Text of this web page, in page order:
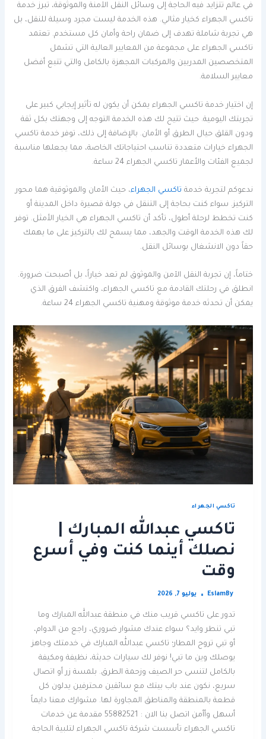
في عالم تتزايد فيه الحاجة إلى وسائل النقل الآمنة والموثوقة، تبرز خدمة
تاكسي الجهراء كخيار مثالي. هذه الخدمة ليست مجرد وسيلة للنقل، بل
هي تجربة شاملة تهدف إلى ضمان راحة وأمان كل مستخدم. تعتمد
تاكسي الجهراء على مجموعة من المعايير العالية التي تشمل
المتخصصين المدربين والمركبات المجهزة بالكامل والتي تتبع أفضل
معايير السلامة.
إن اختيار خدمة تاكسي الجهراء يمكن أن يكون له تأثير إيجابي كبير على
تجربتك اليومية. حيث تتيح لك هذه الخدمة التوجه إلى وجهتك بكل ثقة
ودون القلق حيال الطرق أو الأمان. بالإضافة إلى ذلك، توفر خدمة تاكسي
الجهراء خيارات متعددة تناسب احتياجاتك الخاصة، مما يجعلها مناسبة
لجميع الفئات والأعمار تاكسي الجهراء 24 ساعة.
ندعوكم لتجربة خدمةتاكسي الجهراء، حيث الأمان والموثوقية هما محور
التركيز. سواء كنت بحاجة إلى التنقل في جولة قصيرة داخل المدينة أو
كنت تخطط لرحلة أطول، تأكد أن تاكسي الجهراء هي الخيار الأمثل. توفر
لك هذه الخدمة الوقت والجهد، مما يسمح لك بالتركيز على ما يهمك
حقاً دون الانشغال بوسائل النقل.
ختاماً، إن تجربة النقل الآمن والموثوق لم تعد خياراً، بل أصبحت ضرورة.
انطلق في رحلتك القادمة مع تاكسي الجهراء، واكتشف الفرق الذي
يمكن أن تحدثه خدمة موثوقة ومهنية تاكسي الجهراء 24 ساعة.
تاكسي الجهراء
تاكسي عبدالله المبارك |
نصلك أينما كنت وفي أسرع
وقت
Eslam يوليو 7, 2026
تدور على تاكسي قريب منك في منطقة عبدالله المبارك وما
تبي تنطر وايد؟ سواء عندك مشوار ضروري، راجع من الدوام،
أو تبي تروح المطار؛ تاكسي عبدالله المبارك في خدمتك وجاهز
يوصلك وين ما تبي! نوفر لك سيارات حديثة، نظيفة ومكيفة
بالكامل لتنسى حر الصيف وزحمة الطرق. بلمسة زر أو اتصال
سريع، نكون عند باب بيتك مع سائقين محترفين يدلون كل
قطعة بالمنطقة والمناطق المجاورة لها. مشوارك معنا دايماً
أسهل وأأمن اتصل بنا الان : 55882521 مقدمة عن خدمات
تاكسي الجهراء تأسست شركة تاكسي الجهراء لتلبية الحاجة